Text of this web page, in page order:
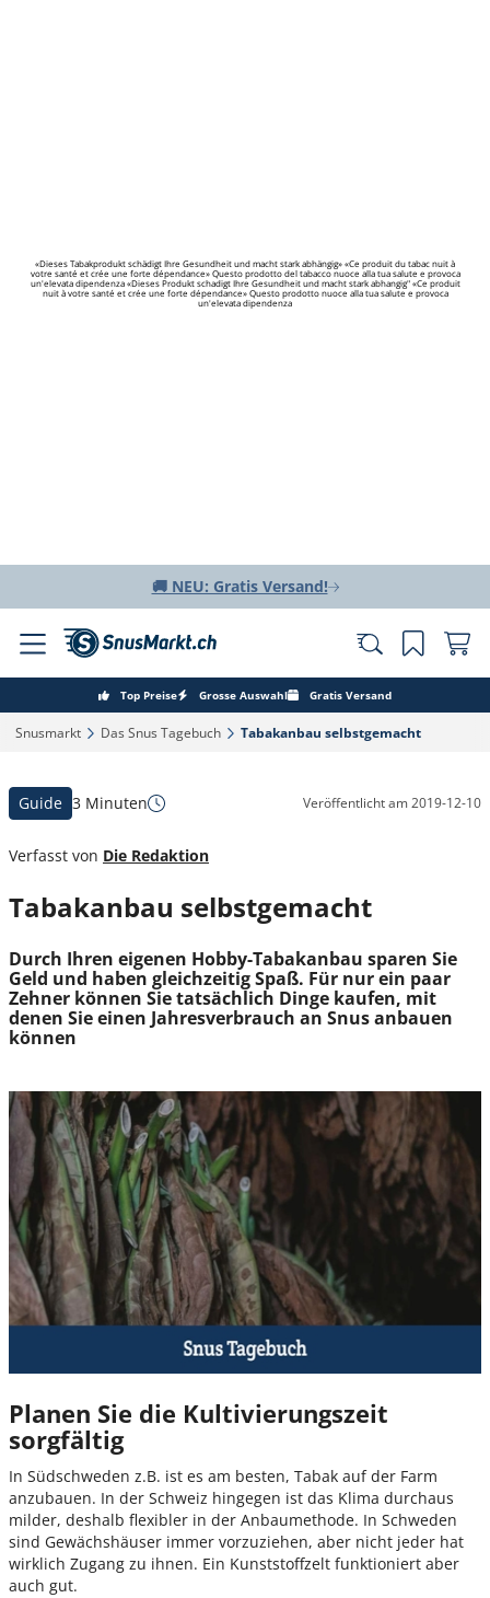
«Dieses Tabakprodukt schädigt Ihre Gesundheit und macht stark abhängig» «Ce produit du tabac nuit à
votre santé et crée une forte dépendance» Questo prodotto del tabacco nuoce alla tua salute e provoca
un'elevata dipendenza «Dieses Produkt schadigt Ihre Gesundheit und macht stark abhangig" «Ce produit
nuit à votre santé et crée une forte dépendance» Questo prodotto nuoce alla tua salute e provoca
un'elevata dipendenza
🚚 NEU: Gratis Versand!
Top Preise Grosse Auswahl Gratis Versand
Snusmarkt‎ Das Snus Tagebuch‎ Tabakanbau selbstgemacht‎
Guide 3 Minuten Veröffentlicht am2019-12-10
Verfasst von Die Redaktion
Tabakanbau selbstgemacht
Durch Ihren eigenen Hobby-Tabakanbau sparen Sie
Geld und haben gleichzeitig Spaß. Für nur ein paar
Zehner können Sie tatsächlich Dinge kaufen, mit
denen Sie einen Jahresverbrauch an Snus anbauen
können
Planen Sie die Kultivierungszeit
sorgfältig
In Südschweden z.B. ist es am besten, Tabak auf der Farm
anzubauen. In der Schweiz hingegen ist das Klima durchaus
milder, deshalb flexibler in der Anbaumethode. In Schweden
sind Gewächshäuser immer vorzuziehen, aber nicht jeder hat
wirklich Zugang zu ihnen. Ein Kunststoffzelt funktioniert aber
auch gut.